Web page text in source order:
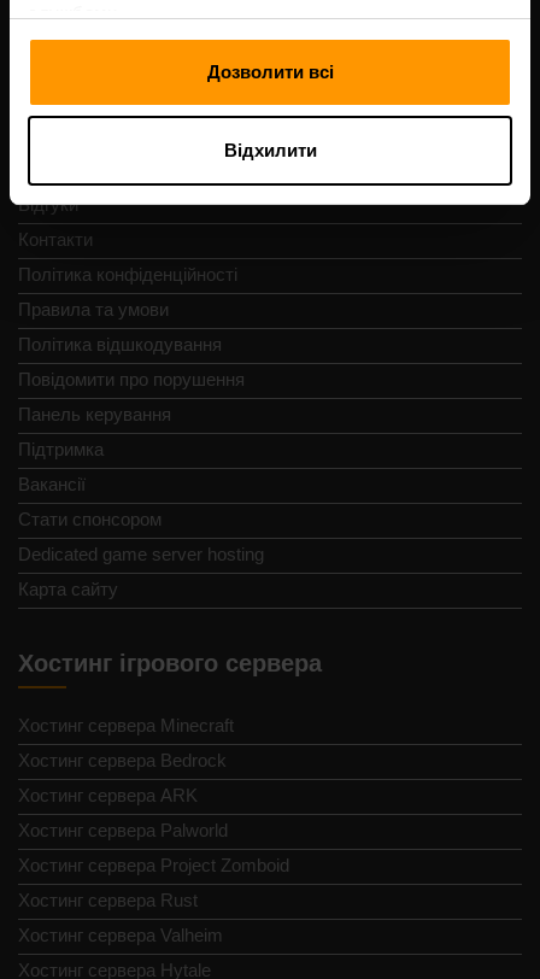
Дозволити всі
Відхилити
Швидка навігація
Відгуки
Контакти
Політика конфіденційності
Правила та умови
Політика відшкодування
Повідомити про порушення
Панель керування
Підтримка
Вакансії
Стати спонсором
Dedicated game server hosting
Карта сайту
Хостинг ігрового сервера
Хостинг сервера Minecraft
Хостинг сервера Bedrock
Хостинг сервера ARK
Хостинг сервера Palworld
Хостинг сервера Project Zomboid
Хостинг сервера Rust
Хостинг сервера Valheim
Хостинг сервера Hytale